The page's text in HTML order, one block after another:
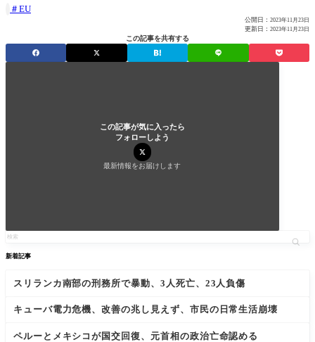
EU
公開日： 2023年11月23日
更新日： 2023年11月23日
この記事を共有する
この記事が気に入ったら
フォローしよう
最新情報をお届けします
新着記事
スリランカ南部の刑務所で暴動、3人死亡、23人負傷
キューバ電力危機、改善の兆し見えず、市民の日常生活崩壊
ペルーとメキシコが国交回復、元首相の政治亡命認める